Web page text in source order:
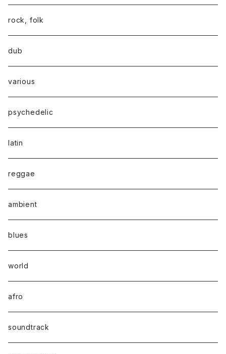
rock, folk
dub
various
psychedelic
latin
reggae
ambient
blues
world
afro
soundtrack